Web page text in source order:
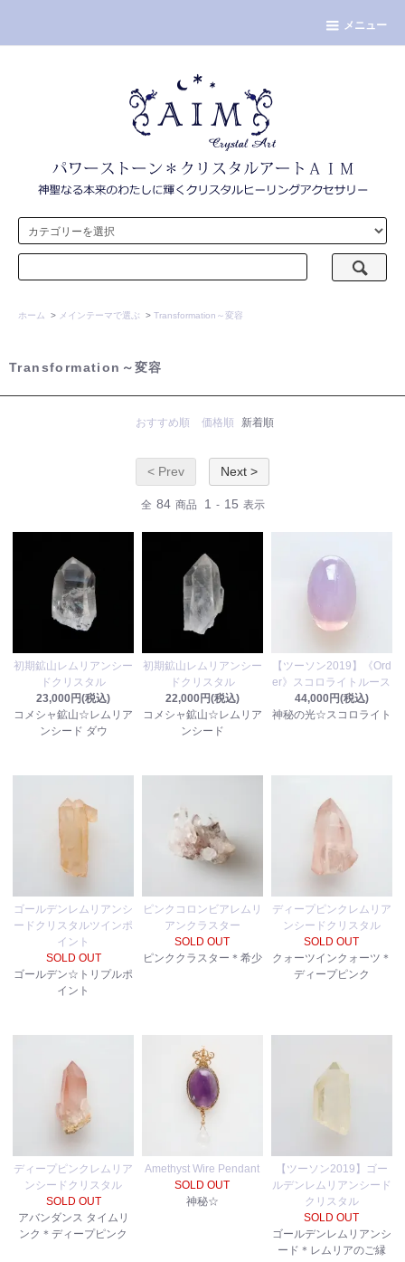
メニュー
ホーム > メインテーマで選ぶ > Transformation～変容
Transformation～変容
おすすめ順 価格順 新着順
< Prev Next >
全 84 商品 1 - 15 表示
初期鉱山レムリアンシー
ドクリスタル
23,000円(税込)
コメシャ鉱山☆レムリア
ンシード ダウ
初期鉱山レムリアンシー
ドクリスタル
22,000円(税込)
コメシャ鉱山☆レムリア
ンシード
【ツーソン2019】《Ord
er》スコロライトルース
44,000円(税込)
神秘の光☆スコロライト
ゴールデンレムリアンシ
ードクリスタルツインポ
イント
SOLD OUT
ゴールデン☆トリプルポ
イント
ピンクコロンビアレムリ
アンクラスター
SOLD OUT
ピンククラスター＊希少
ディープピンクレムリア
ンシードクリスタル
SOLD OUT
クォーツインクォーツ＊
ディープピンク
ディープピンクレムリア
ンシードクリスタル
SOLD OUT
アバンダンス タイムリ
ンク＊ディープピンク
Amethyst Wire Pendant
SOLD OUT
神秘☆
【ツーソン2019】ゴー
ルデンレムリアンシード
クリスタル
SOLD OUT
ゴールデンレムリアンシ
ード＊レムリアのご縁